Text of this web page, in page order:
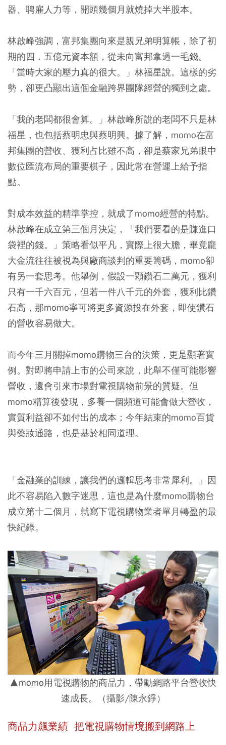
器、聘雇人力等，開頭幾個月就燒掉大半股本。
林啟峰強調，富邦集團向來是親兄弟明算帳，除了初
期的四．五億元資本額，從未向富邦拿過一毛錢。
「當時大家的壓力真的很大。」林福星說。這樣的劣
勢，卻更凸顯出這個金融跨界團隊經營的獨到之處。
「我的老闆都很會算。」林啟峰所說的老闆不只是林
福星，也包括蔡明忠與蔡明興。據了解，momo在富
邦集團的營收、獲利占比雖不高，卻是蔡家兄弟眼中
數位匯流布局的重要棋子，因此常在營運上給予指
點。
對成本效益的精準掌控，就成了momo經營的特點。
林啟峰在成立第三個月決定，「我們要看的是賺進口
袋裡的錢。」策略看似平凡，實際上很大膽，畢竟龐
大金流往往被視為與廠商談判的重要籌碼，momo卻
有另一套思考。他舉例，假設一顆鑽石二萬元，獲利
只有一千六百元，但若一件八千元的外套，獲利比鑽
石高，那momo寧可將更多資源投在外套，即使鑽石
的營收容易做大。
而今年三月關掉momo購物三台的決策，更是顯著實
例。對即將申請上市的公司來說，此舉不僅可能影響
營收，還會引來市場對電視購物前景的質疑。但
momo精算後發現，多養一個頻道可能會做大營收，
實質利益卻不如付出的成本；今年結束的momo百貨
與藥妝通路，也是基於相同道理。
「金融業的訓練，讓我們的邏輯思考非常犀利。」因
此不容易陷入數字迷思，這也是為什麼momo購物台
成立第十二個月，就寫下電視購物業者單月轉盈的最
快紀錄。
▲momo用電視購物的商品力，帶動網路平台營收快
速成長。（攝影/陳永錚）
商品力飆業績 把電視購物情境搬到網路上